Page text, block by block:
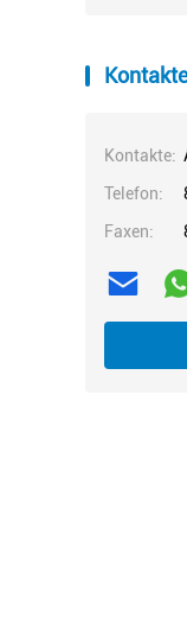
Kontakte
Kontakte:
Telefon:
Faxen: